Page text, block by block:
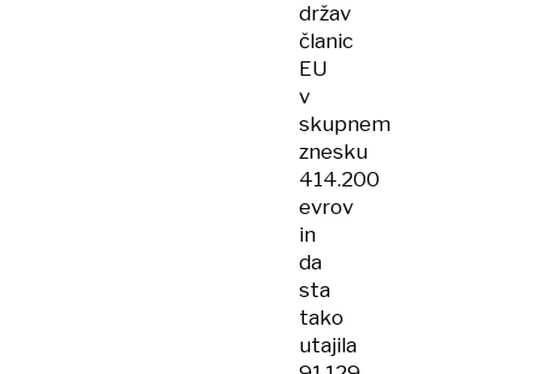
držav
članic
EU
v
skupnem
znesku
414.200
evrov
in
da
sta
tako
utajila